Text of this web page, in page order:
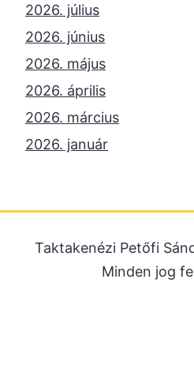
2026. július
2026. június
2026. május
2026. április
2026. március
2026. január
2025. július
2025. június
Taktakenézi Petőfi
Minden jog